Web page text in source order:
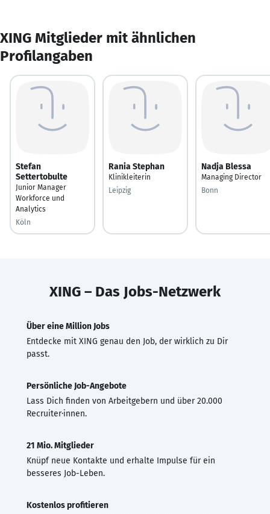
XING Mitglieder mit ähnlichen
Profilangaben
Stefan
Settertobulte
Junior Manager
Workforce und
Analytics
Köln
Rania Stephan
Klinikleiterin
Leipzig
Nadja Blessa
Managing Director
Bonn
XING – Das Jobs-Netzwerk
Über eine Million Jobs
Entdecke mit XING genau den Job, der wirklich zu Dir
passt.
Persönliche Job-Angebote
Lass Dich finden von Arbeitgebern und über 20.000
Recruiter·innen.
21 Mio. Mitglieder
Knüpf neue Kontakte und erhalte Impulse für ein
besseres Job-Leben.
Kostenlos profitieren